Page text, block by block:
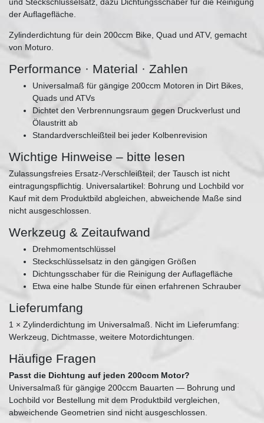
der Auflagefläche.
Zylinderdichtung für dein 200ccm Bike, Quad und ATV, gemacht
von Moturo.
Performance · Material · Zahlen
Universalmaß für gängige 200ccm Motoren in Dirt Bikes,
Quads und ATVs
Dichtet den Verbrennungsraum gegen Druckverlust und
Ölaustritt ab
Standardverschleißteil bei jeder Kolbenrevision
Wichtige Hinweise – bitte lesen
Zulassungsfreies Ersatz-/Verschleißteil; der Tausch ist nicht
eintragungspflichtig. Universalartikel: Bohrung und Lochbild vor
Kauf mit dem Produktbild abgleichen, abweichende Maße sind
nicht ausgeschlossen.
Werkzeug & Zeitaufwand
Drehmomentschlüssel
Steckschlüsselsatz in den gängigen Größen
Dichtungsschaber für die Reinigung der Auflagefläche
Etwa eine halbe Stunde für einen erfahrenen Schrauber
Lieferumfang
1 × Zylinderdichtung im Universalmaß. Nicht im Lieferumfang:
Werkzeug, Dichtmasse, weitere Motordichtungen.
Häufige Fragen
Passt die Dichtung auf jeden 200ccm Motor?
Universalmaß für gängige 200ccm Bauarten — Bohrung und
Lochbild vor Bestellung mit dem Produktbild vergleichen,
abweichende Geometrien sind nicht ausgeschlossen.